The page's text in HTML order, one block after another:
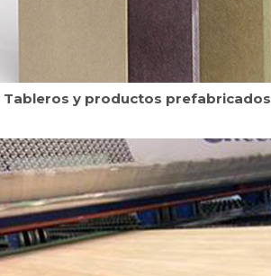
Tableros y productos prefabricados